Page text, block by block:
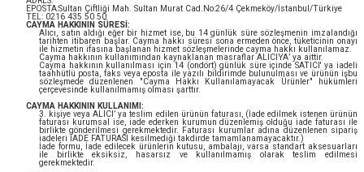
EPOSTA:Sultan Çiftliği Mah. Sultan Murat Cad.No:26/4 Çekmeköy/İstanbul/Türkiye
TEL: 0216 435 50 50
CAYMA HAKKININ SÜRESİ:
Alıcı, satın aldığı eğer bir hizmet ise, bu 14 günlük süre sözleşmenin imzalandığı
tarihten itibaren başlar. Cayma hakkı süresi sona ermeden önce, tüketicinin onayı
ile hizmetin ifasına başlanan hizmet sözleşmelerinde cayma hakkı kullanılamaz.
Cayma hakkının kullanımından kaynaklanan masraflar ALICIYA’ ya aittir.
Cayma hakkının kullanılması için 14 (ondört) günlük süre içinde SATICI' ya iadeli
taahhütlü posta, faks veya eposta ile yazılı bildirimde bulunulması ve ürünün işbu
sözleşmede düzenlenen "Cayma Hakkı Kullanılamayacak Ürünler" hükümleri
çerçevesinde kullanılmamış olması şarttır.
CAYMA HAKKININ KULLANIMI:
3. kişiye veya ALICI’ ya teslim edilen ürünün faturası, (İade edilmek istenen ürünün
faturası kurumsal ise, iade ederken kurumun düzenlemiş olduğu iade faturası ile
birlikte gönderilmesi gerekmektedir. Faturası kurumlar adına düzenlenen sipariş
iadeleri İADE FATURASI kesilmediği takdirde tamamlanamayacaktır.)
İade formu, İade edilecek ürünlerin kutusu, ambalajı, varsa standart aksesuarları
ile birlikte eksiksiz, hasarsız ve kullanılmamış olarak teslim edilmesi
gerekmektedir.